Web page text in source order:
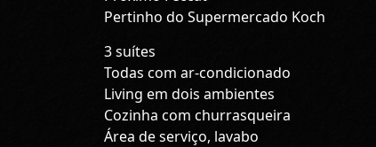
Pertinho do Supermercado Koch
3 suítes
Todas com ar-condicionado
Living em dois ambientes
Cozinha com churrasqueira
Área de serviço, lavabo